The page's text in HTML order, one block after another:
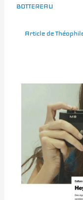
BOTTEREAU
Article de